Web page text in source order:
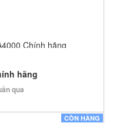
hãng
qua
CÒN HÀNG